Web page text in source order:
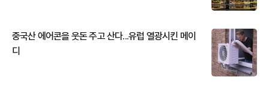
중국산 에어콘을 웃돈 주고 산다...유럽 열광시킨 메이
디